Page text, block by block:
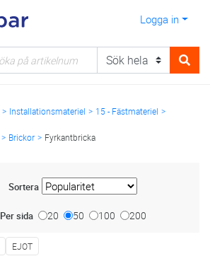
Logga in
Installationsmateriel 15 - Fästmateriel
Brickor Fyrkantbricka
Sortera
Per sida 20 50 100 200
EJOT